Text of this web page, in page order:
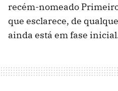
recém-nomeado
que esclarece, de
ainda está em fase